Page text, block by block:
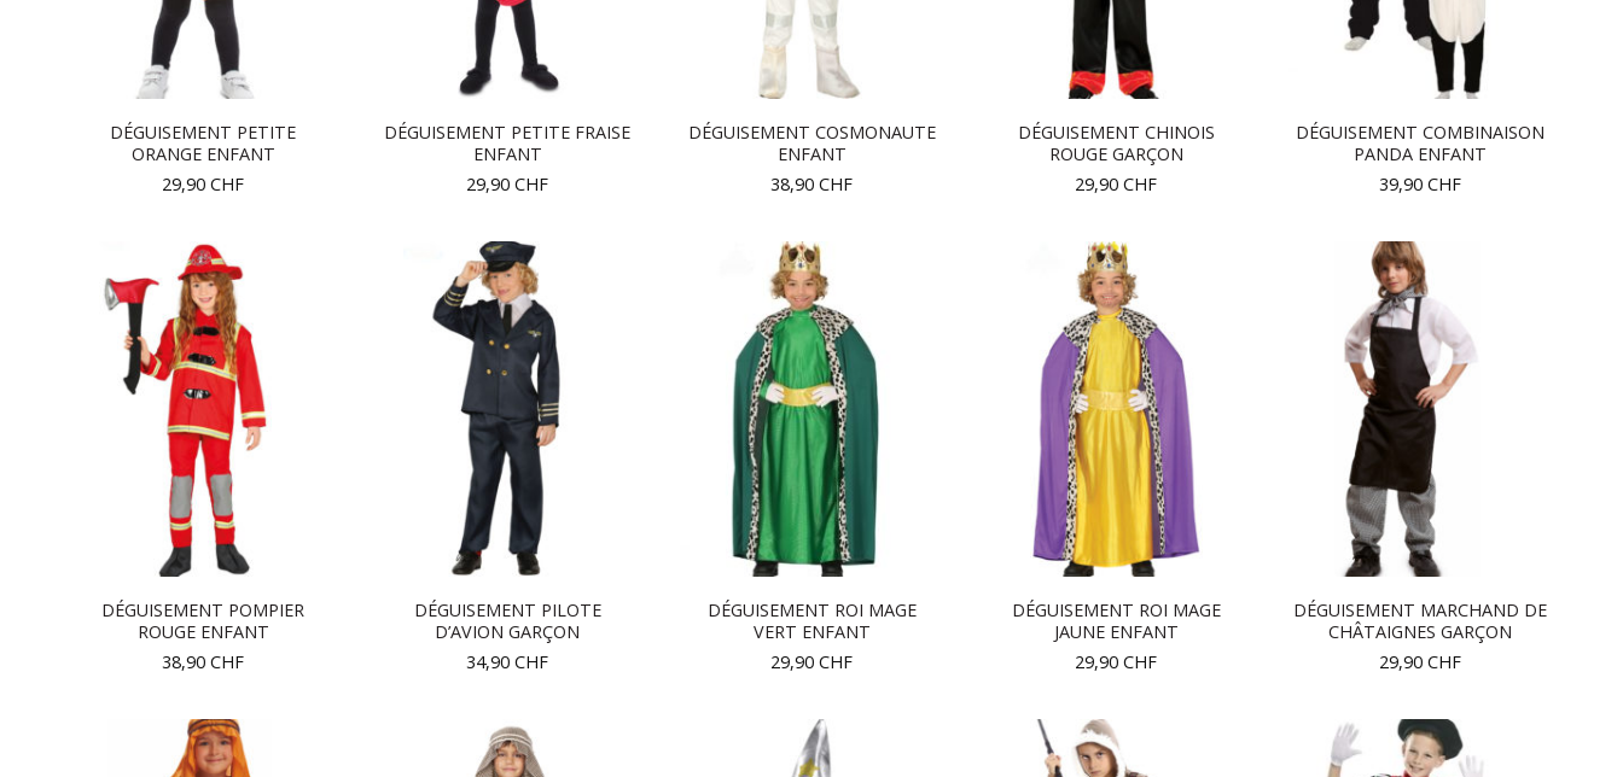
DÉGUISEMENT PETITE
ORANGE ENFANT
29,90 CHF
DÉGUISEMENT PETITE FRAISE
ENFANT
29,90 CHF
DÉGUISEMENT COSMONAUTE
ENFANT
38,90 CHF
DÉGUISEMENT CHINOIS
ROUGE GARÇON
29,90 CHF
DÉGUISEMENT COMBINAISON
PANDA ENFANT
39,90 CHF
DÉGUISEMENT POMPIER
ROUGE ENFANT
38,90 CHF
DÉGUISEMENT PILOTE
D’AVION GARÇON
34,90 CHF
DÉGUISEMENT ROI MAGE
VERT ENFANT
29,90 CHF
DÉGUISEMENT ROI MAGE
JAUNE ENFANT
29,90 CHF
DÉGUISEMENT MARCHAND DE
CHÂTAIGNES GARÇON
29,90 CHF